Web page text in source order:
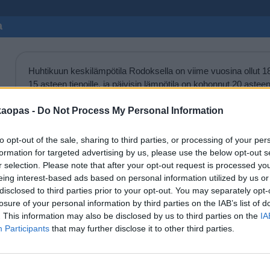
- Do Not Process My Personal Information
opt-out of the sale, sharing to third parties, or processing of your
for targeted advertising by us, please use the below opt-out
selection. Please note that after your opt-out request is processed
interest-based ads based on personal information utilized by us
to third parties prior to your opt-out. You may separately
of your personal information by third parties on the IAB’s list of
This information may also be disclosed by us to third parties on the
Participants that may further disclose it to other third parties.
Huhtikuun keskilämpötila Rodoksella on viime vuosina ollut
15 asteen tienoille, ja päivisin lämpötila on kohonnut 20
lämmintä Rodoksella on keskimäärin ollut huhtikuussa
päivinä on minäkin vuonna liikkunut.
Hetkellisesti Rodoksella on silti koettu tätäkin kylmempiä ja
vuoden 2015 huhtikuussa lämpötila käväisi alimmillaan 10
hätyyteltiin eräänä poikkeuksellisen lämpimänä päivänä 27
Entä muut kuukaudet? Miten lämmintä Rodoksella on
Tammikuussa
Helmikuussa Maaliskuussa Huhtikuussa
Elokuussa Syyskuussa Lokakuussa Marraskuussa